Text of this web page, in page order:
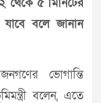
থেকে ৫ মিনিটের
বলে জানান
ভোগান্তি
বলেন, এতে